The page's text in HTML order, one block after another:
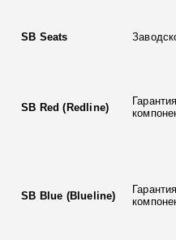
SB Seats
SB Red (Redline)
SB Blue (Blueline)